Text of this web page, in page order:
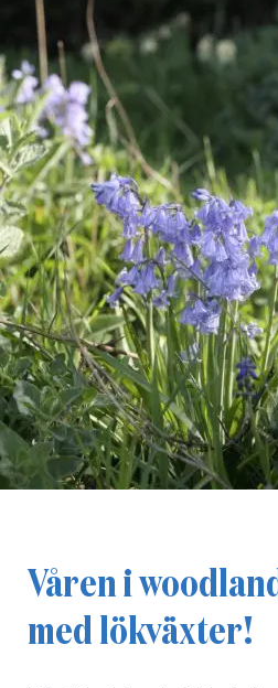
Våren i
med lökväxter!